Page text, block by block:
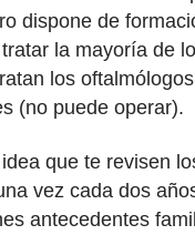
dispone de
la mayoría de
los
(no puede operar).
que te revisen
vez cada dos
antecedentes